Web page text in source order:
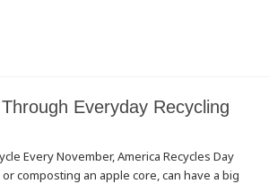
Everyday Recycling
Every November, America Recycles Day
composting an apple core, can have a big